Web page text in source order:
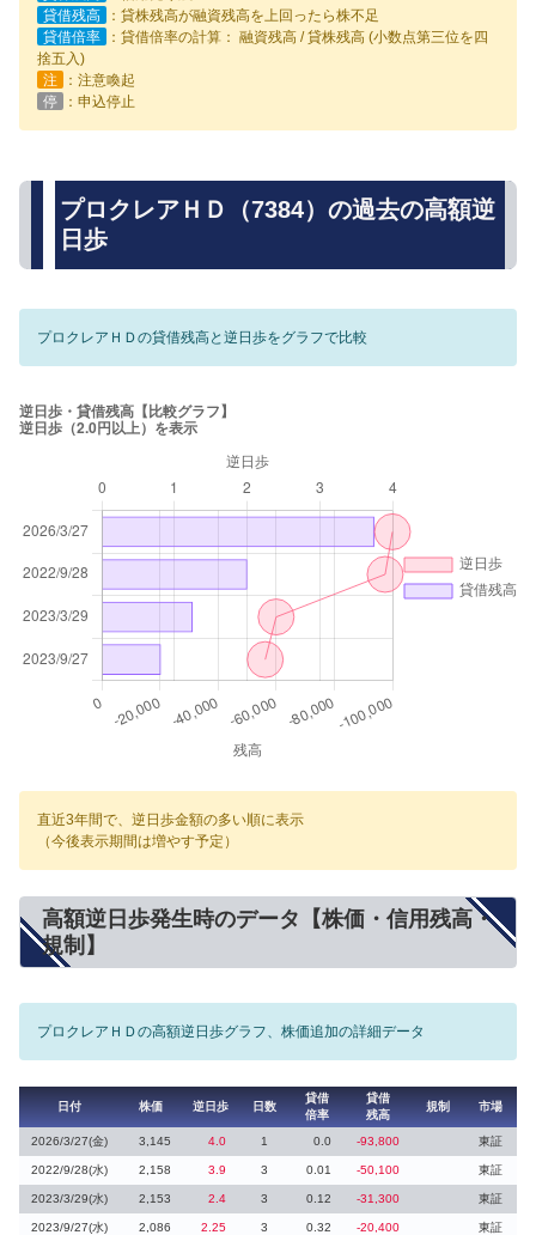
貸借残高
：貸株残高が融資残高を上回ったら株不足
貸借倍率
：貸借倍率の計算： 融資残高 / 貸株残高 (小数点第三位を四
捨五入)
注
：注意喚起
停
：申込停止
プロクレアＨＤ（7384）の過去の高額逆
日歩
プロクレアＨＤの貸借残高と逆日歩をグラフで比較
直近3年間で、逆日歩金額の多い順に表示
（今後表示期間は増やす予定）
高額逆日歩発生時のデータ【株価・信用残高・
規制】
プロクレアＨＤの高額逆日歩グラフ、株価追加の詳細データ
日付 株価 逆日歩 日数
貸借
倍率
貸借
残高
規制 市場
2026/3/27(金) 3,145 4.0 1 0.0 -93,800 東証
2022/9/28(水) 2,158 3.9 3 0.01 -50,100 東証
2023/3/29(水) 2,153 2.4 3 0.12 -31,300 東証
2023/9/27(水) 2,086 2.25 3 0.32 -20,400 東証